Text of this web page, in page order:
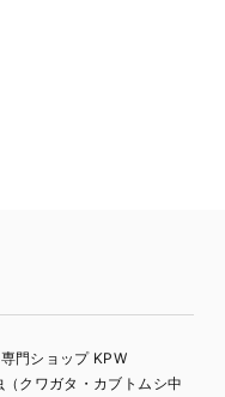
門ショップ KPW
クワガタ・カブトムシ中